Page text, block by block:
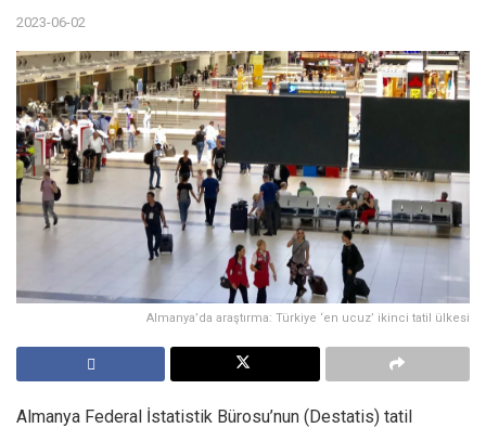
2023-06-02
Almanya’da araştırma: Türkiye ‘en ucuz’ ikinci tatil ülkesi
Almanya Federal İstatistik Bürosu’nun (Destatis) tatil